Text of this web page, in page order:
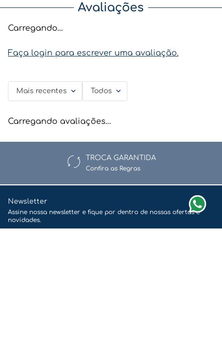
Avaliações
Carregando…
Faça login para escrever uma avaliação.
Mais recentes Todos
Carregando avaliações…
TROCA GARANTIDA
Confira as Regras
Newsletter
Assine nossa newsletter e fique por dentro de nossas ofertas e
novidades.